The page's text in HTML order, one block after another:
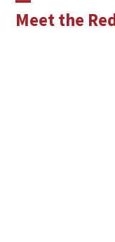
Meet the
Open
Close